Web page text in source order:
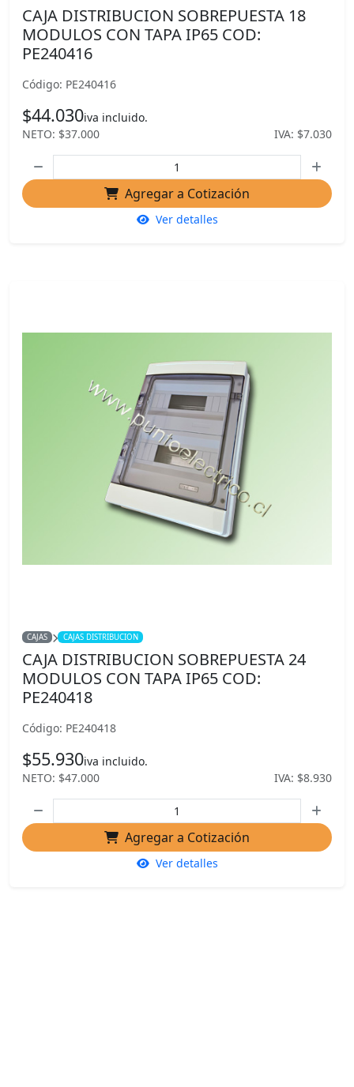
CAJA DISTRIBUCION SOBREPUESTA 18
MODULOS CON TAPA IP65 COD:
PE240416
Código: PE240416
$44.030iva incluido.
NETO: $37.000
IVA: $7.030
Agregar a Cotización
Ver detalles
CAJAS CAJAS DISTRIBUCION
CAJA DISTRIBUCION SOBREPUESTA 24
MODULOS CON TAPA IP65 COD:
PE240418
Código: PE240418
$55.930iva incluido.
NETO: $47.000
IVA: $8.930
Agregar a Cotización
Ver detalles